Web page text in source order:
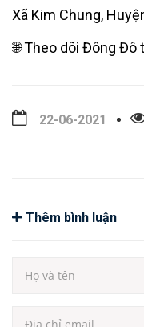
Xã Kim Chung,
🌐 Theo dõi Đông Đô
22-06-2021
Thêm bình luận